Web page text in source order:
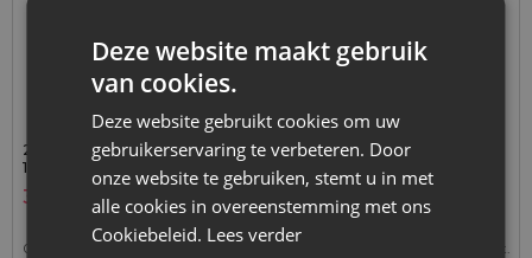
25 stuks Organza zakjes 12 x
15 cm - lichtroze
3,99
0,16 1 verp. = 25 st.
25 stuks Organza zakjes 7 x
9 cm (SDB) - hemelsblauw
2,49 €
0,10 1 verp. = 25 st.
Deze website maakt gebruik
van cookies.
Deze website gebruikt cookies om uw
gebruikerservaring te verbeteren. Door
onze website te gebruiken, stemt u in met
alle cookies in overeenstemming met ons
Cookiebeleid. Lees verder